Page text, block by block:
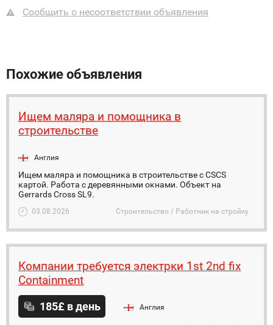
Сообщить о несоответствии объявления
Похожие объявления
Ищем маляра и помощника в
строительстве
Англия
Ищем маляра и помощника в строительстве с CSCS
картой. Работа с деревянными окнами. Объект на
Gerrards Cross SL9.
03.08.2026 Строительство / Работник на стройку
Компании требуется электрки 1st 2nd fix
Containment
185£ в день Англия